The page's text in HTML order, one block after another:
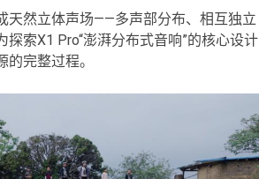
天然立体声场——多声部分布、相互独立
索X1 Pro“澎湃分布式音响”的核心设计
完整过程。